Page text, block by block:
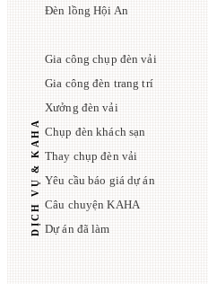
Đèn lồng Hội An
DỊCH VỤ & KAHA
Gia công chụp đèn vải
Gia công đèn trang trí
Xưởng đèn vải
Chụp đèn khách sạn
Thay chụp đèn vải
Yêu cầu báo giá dự án
Câu chuyện KAHA
Dự án đã làm